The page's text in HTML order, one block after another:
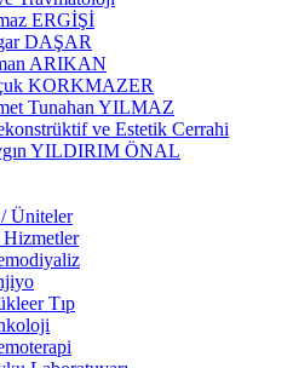
ERGİŞİ
DAŞAR
ARIKAN
KORKMAZER
Tunahan YILMAZ
ve Estetik Cerrahi
YILDIRIM ÖNAL
Üniteler
Tıp